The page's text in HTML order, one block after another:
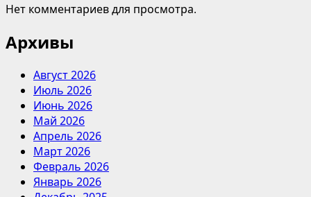
Нет комментариев для просмотра.
Архивы
Август 2026
Июль 2026
Июнь 2026
Май 2026
Апрель 2026
Март 2026
Февраль 2026
Январь 2026